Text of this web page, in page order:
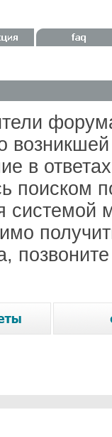
в
поиском
системой